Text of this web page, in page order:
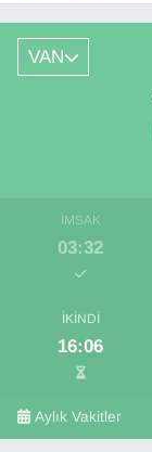
VAN
İMSAK
03:32
İKINDI
16:06
Aylık Vakitler